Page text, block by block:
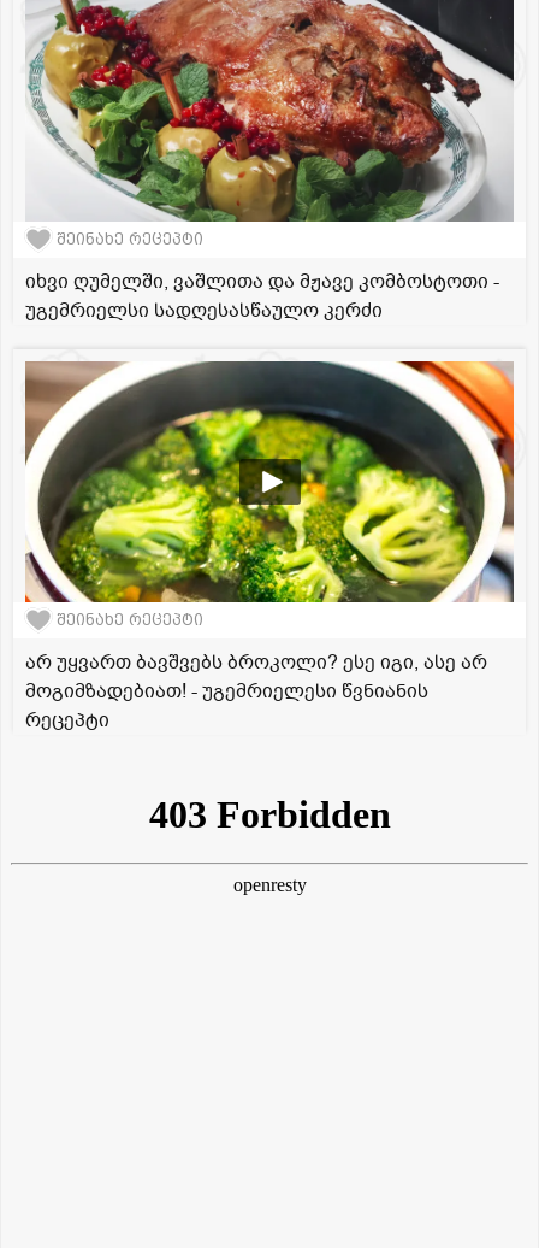
შეინახე რეცეპტი
იხვი ღუმელში, ვაშლითა და მჟავე კომბოსტოთი -
უგემრიელსი სადღესასწაულო კერძი
შეინახე რეცეპტი
არ უყვართ ბავშვებს ბროკოლი? ესე იგი, ასე არ
მოგიმზადებიათ! - უგემრიელესი წვნიანის
რეცეპტი